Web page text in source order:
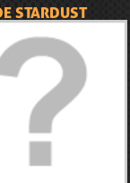
STARDUST